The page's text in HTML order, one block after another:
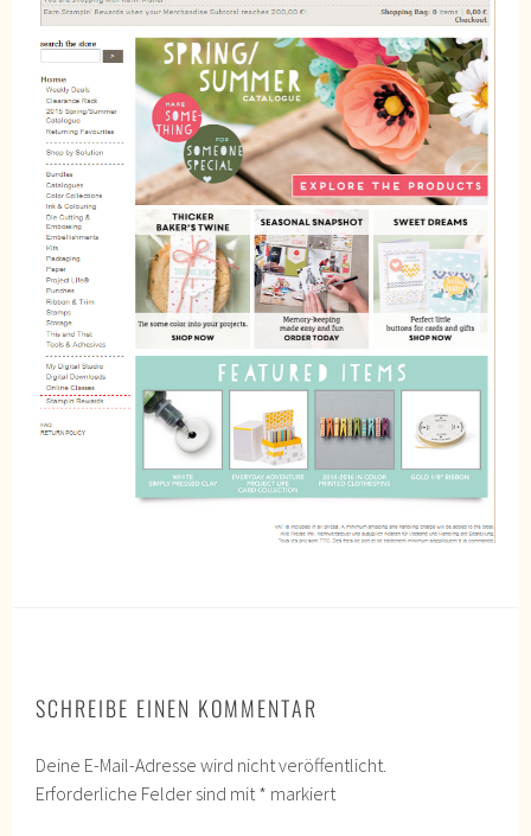
SCHREIBE EINEN KOMMENTAR
Deine E-Mail-Adresse wird nicht veröffentlicht.
Erforderliche Felder sind mit * markiert